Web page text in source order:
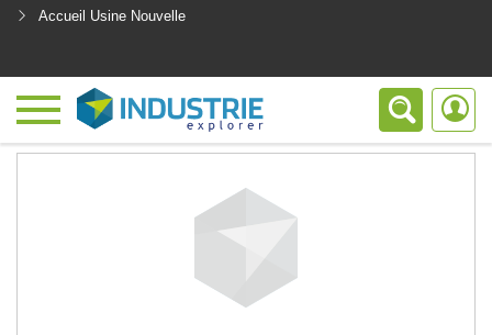
Accueil Usine Nouvelle